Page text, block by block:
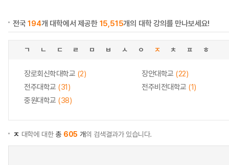
전국194개 대학에서 제공한 15,515개의 대학 강의를 만나보세요!
ㄱ ㄴ ㄷ ㄹ ㅁ ㅂ ㅅ ㅇ ㅈ ㅊ ㅍ ㅎ
장로회신학대학교 (2) 장안대학교 (22)
전주대학교 (31) 전주비전대학교 (1)
중원대학교 (38)
ㅈ 대학에 대한총 605 개의 검색결과가 있습니다.